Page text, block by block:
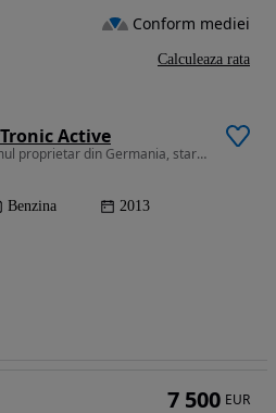
Active
1600 cm3 • 114 CP • De la primul proprietar din Germania, stare perfecta, 60.500km cu acte
Benzina 2013
Conform mediei
Calculeaza rata
7 500 EUR